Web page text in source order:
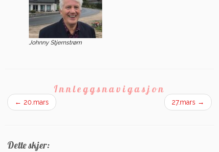
Johnny Stjernstrøm
Innleggsnavigasjon
← 20.mars 27.mars →
Dette skjer: